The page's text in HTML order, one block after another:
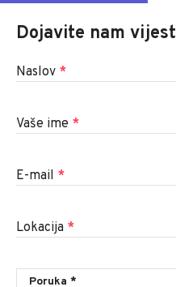
Dojavite nam vijest
Naslov *
Vaše ime *
E-mail *
Lokacija *